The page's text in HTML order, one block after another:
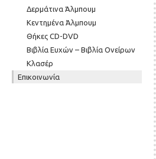
Δερμάτινα Άλμπουμ
Κεντημένα Άλμπουμ
Θήκες CD-DVD
Βιβλία Ευχών – Βιβλία Ονείρων
Κλασέρ
Επικοινωνία